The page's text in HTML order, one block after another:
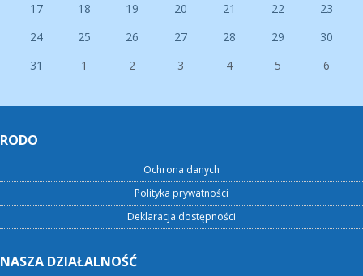
17
18 19 20 21 22
23
24
25 26 27 28 29
30
31
1 2 3 4 5 6
RODO
Ochrona danych
Polityka prywatności
Deklaracja dostępności
NASZA DZIAŁALNOŚĆ